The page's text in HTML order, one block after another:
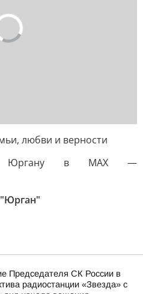
любви и верности
к Юргану в MAX —
Председателя СК России в
радиостанции «Звезда» с